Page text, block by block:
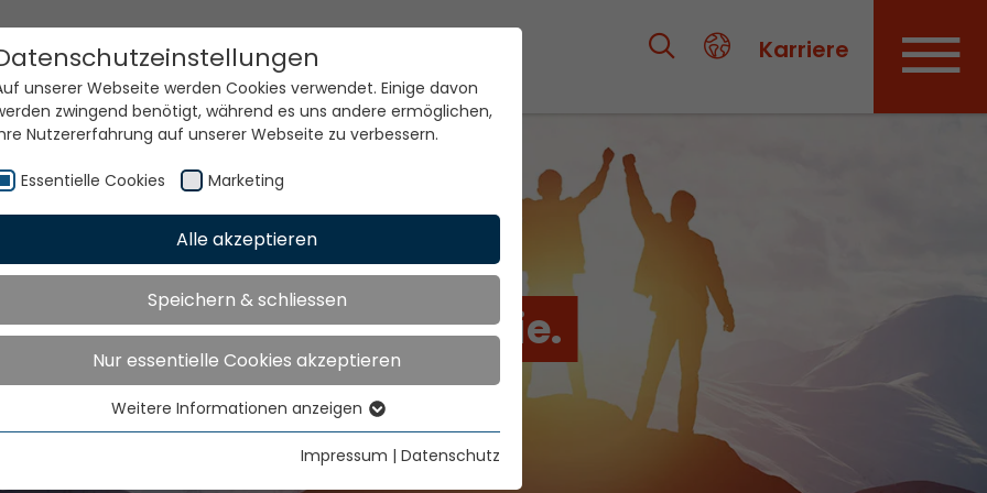
Karriere
Welt. Unsere Technologie.
unserer Webseite werden Cookies verwendet. Einige davon
zwingend benötigt, während es uns andere ermöglichen,
Nutzererfahrung auf unserer Webseite zu verbessern.
Essentielle Cookies Marketing
Alle akzeptieren
Speichern & schliessen
Nur essentielle Cookies akzeptieren
Essentielle Cookies
Essentielle Cookies werden für grundlegende Funktionen der
Webseite benötigt. Dadurch ist gewährleistet, dass die
Weitere Informationen anzeigen
Impressum | Datenschutz